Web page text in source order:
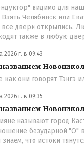
видимо для
Взять Челябинск или
двери открылись.
также в любую
каждой двери есть
с терминалом.
оплаты, полностью
на управлении
удобства - несомненно
можно
и на дорогу
(в редких случаях
прогресс почему-то
руку. Любую хорошую
2026 г. в 09:43
как они говорят Тэнгэ
2026 г. в 09:35
называют город
безударной "О"
что истоки